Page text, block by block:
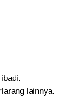
lainnya.